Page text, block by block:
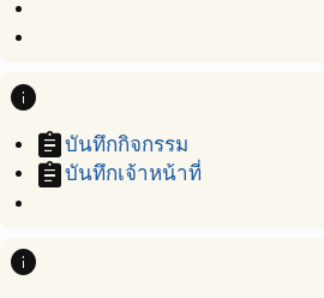
info
assignmentบันทึกกิจกรรม
assignmentบันทึกเจ้าหน้าที่
info